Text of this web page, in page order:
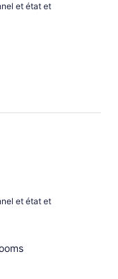
et état et
et état et